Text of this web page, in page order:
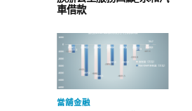
車借款
當舖金融